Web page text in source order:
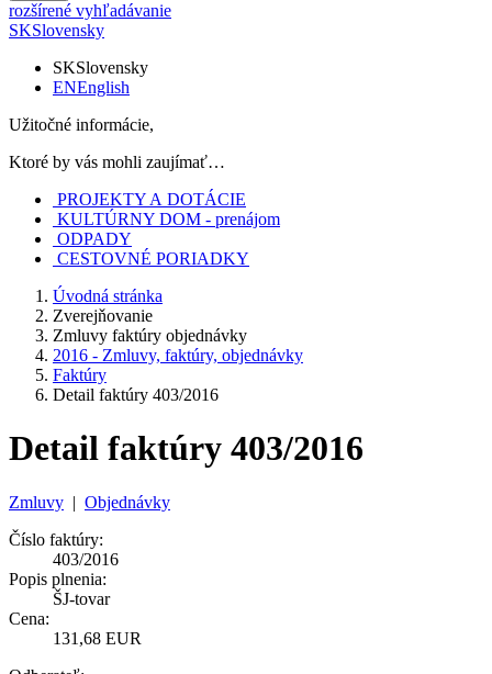
rozšírené vyhľadávanie
SKSlovensky
SKSlovensky
ENEnglish
Užitočné informácie,
Ktoré by vás mohli zaujímať…
PROJEKTY A DOTÁCIE
KULTÚRNY DOM - prenájom
ODPADY
CESTOVNÉ PORIADKY
Úvodná stránka
Zverejňovanie
Zmluvy faktúry objednávky
2016 - Zmluvy, faktúry, objednávky
Faktúry
Detail faktúry 403/2016
Detail faktúry 403/2016
Zmluvy | Objednávky
Číslo faktúry:
403/2016
Popis plnenia:
ŠJ-tovar
Cena:
131,68 EUR